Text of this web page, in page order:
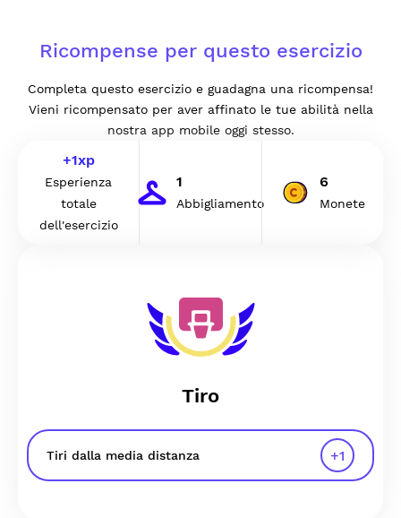
Ricompense per questo esercizio
Completa questo esercizio e guadagna una ricompensa!
Vieni ricompensato per aver affinato le tue abilità nella
nostra app mobile oggi stesso.
+1xp
Esperienza
totale
dell'esercizio
1
Abbigliamento
6
Monete
Tiro
Tiri dalla media distanza +1